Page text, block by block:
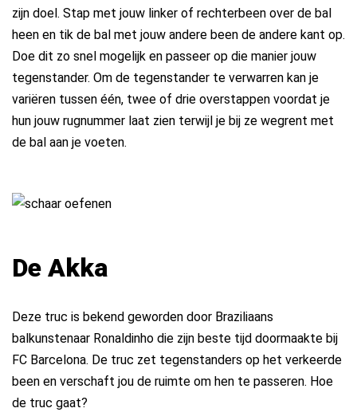
zijn doel. Stap met jouw linker of rechterbeen over de bal
heen en tik de bal met jouw andere been de andere kant op.
Doe dit zo snel mogelijk en passeer op die manier jouw
tegenstander. Om de tegenstander te verwarren kan je
variëren tussen één, twee of drie overstappen voordat je
hun jouw rugnummer laat zien terwijl je bij ze wegrent met
de bal aan je voeten.
De Akka
Deze truc is bekend geworden door Braziliaans
balkunstenaar Ronaldinho die zijn beste tijd doormaakte bij
FC Barcelona. De truc zet tegenstanders op het verkeerde
been en verschaft jou de ruimte om hen te passeren. Hoe
de truc gaat?